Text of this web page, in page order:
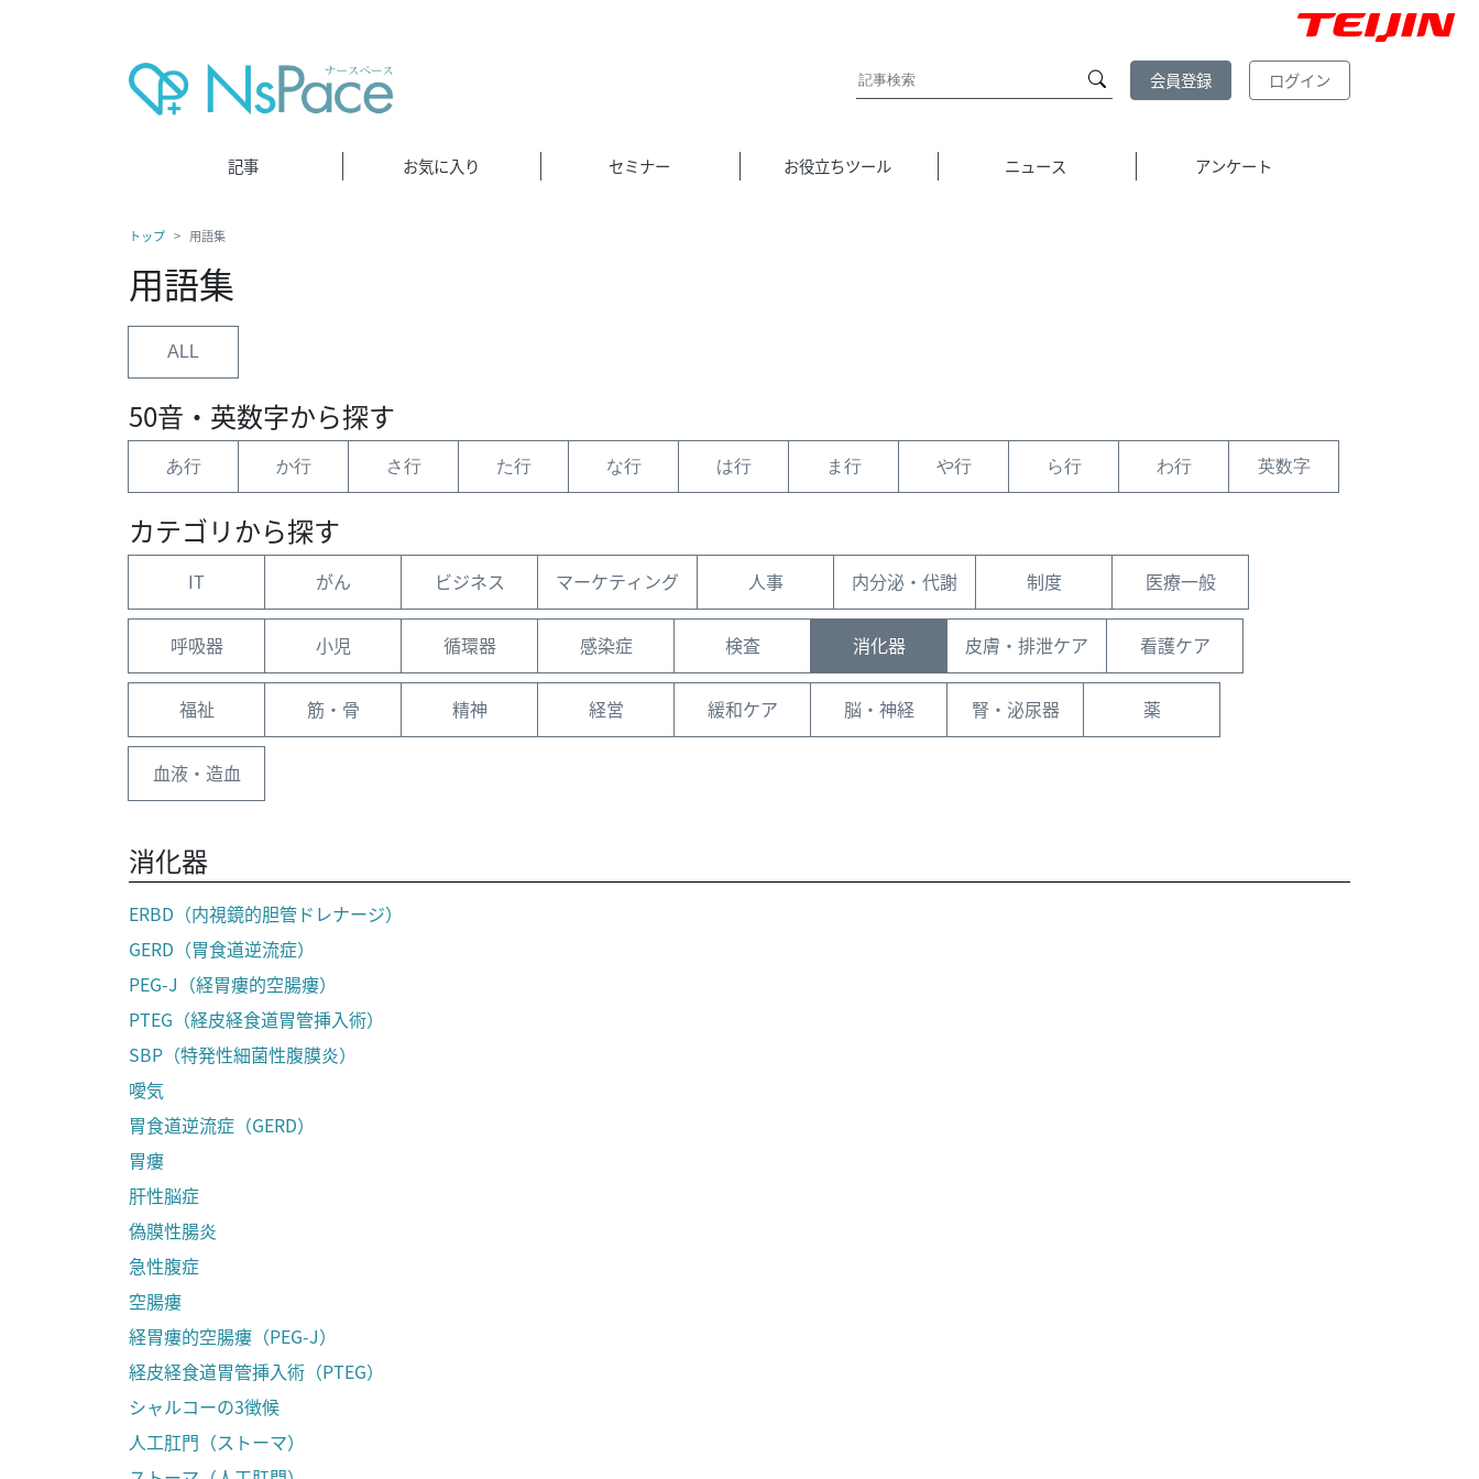
ログイン
会員登録
記事 お気に入り セミナー お役立ちツール ニュース アンケート
トップ 用語集
用語集
ALL
50音・英数字から探す
あ行 か行 さ行 た行 な行 は行 ま行 や行 ら行 わ行 英数字
カテゴリから探す
IT がん ビジネス マーケティング 人事 内分泌・代謝 制度 医療一般
呼吸器 小児 循環器 感染症 検査 消化器 皮膚・排泄ケア 看護ケア
福祉 筋・骨 精神 経営 緩和ケア 脳・神経 腎・泌尿器 薬
血液・造血
消化器
ERBD（内視鏡的胆管ドレナージ）
GERD（胃食道逆流症）
PEG-J（経胃瘻的空腸瘻）
PTEG（経皮経食道胃管挿入術）
SBP（特発性細菌性腹膜炎）
噯気
胃食道逆流症（GERD）
胃瘻
肝性脳症
偽膜性腸炎
急性腹症
空腸瘻
経胃瘻的空腸瘻（PEG-J）
経皮経食道胃管挿入術（PTEG）
シャルコーの3徴候
人工肛門（ストーマ）